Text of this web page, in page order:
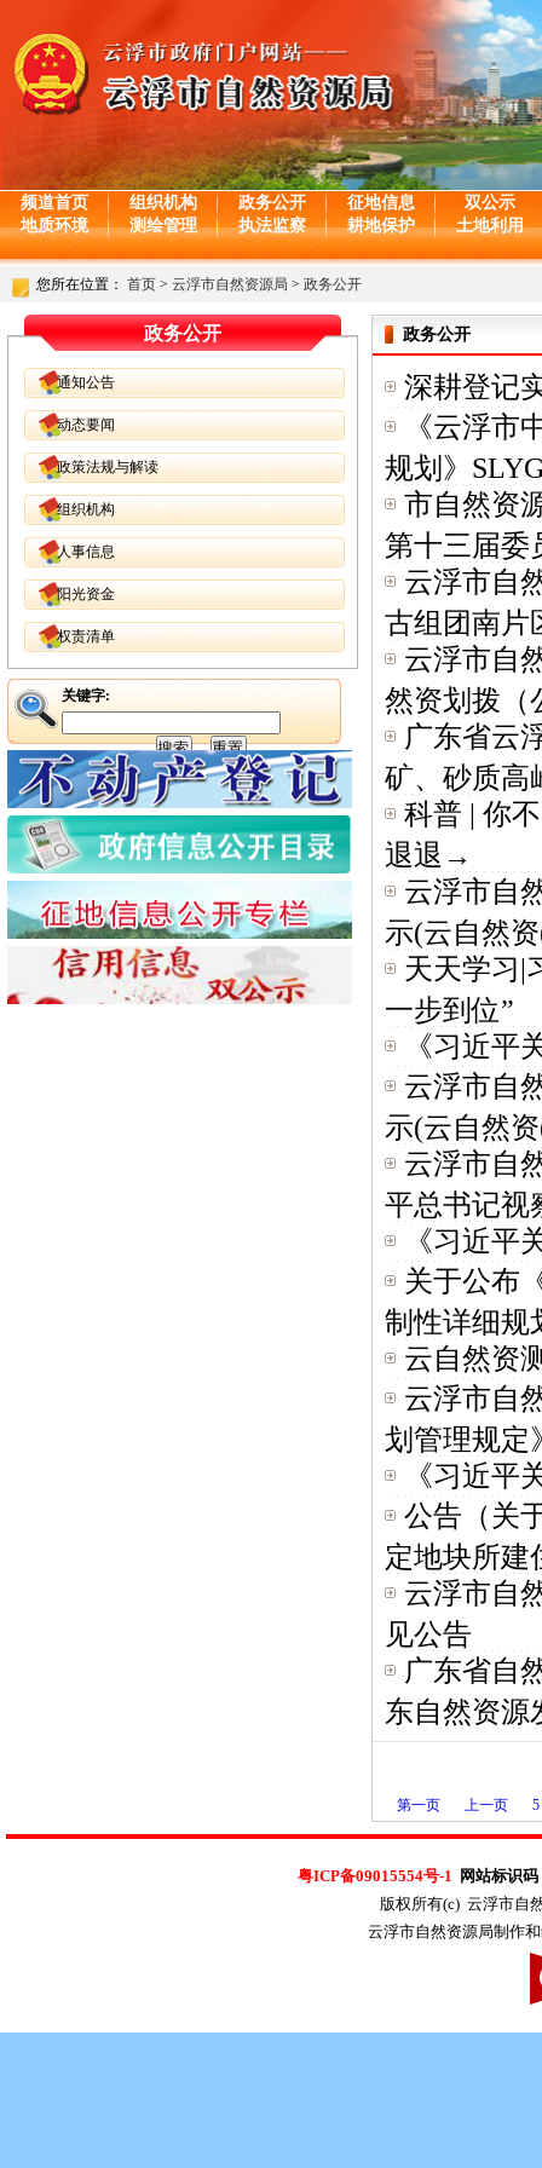
频道首页 组织机构 政务公开 征地信息
双公示
地质环境
测绘管理 执法监察 耕地保护 土地利用
您所在位置： 首页 > 云浮市自然资源局 > 政务公开
政务公开
通知公告
动态要闻
政策法规与解读
组织机构
人事信息
阳光资金
权责清单
关键字:
政务公开
深耕登记
《云浮市
规划》
市自然资
第十三届委
云浮市自
古组团南片
云浮市自
然资划拨（
广东省云
矿、砂质高
科普 | 你
退退→
云浮市自
示(云自然
天天学习|
一步到位”
《习近平
云浮市自
示(云自然
云浮市自
平总书记视
《习近平
关于公布
制性详细规
云自然资
云浮市自
划管理规定
《习近平
公告（关
定地块所建
云浮市自
见公告
广东省自
东自然资源
第一页 上一页 5
粤ICP备09015554号-1 网站标识
版权所有(c) 云浮市自
云浮市自然资源局制作